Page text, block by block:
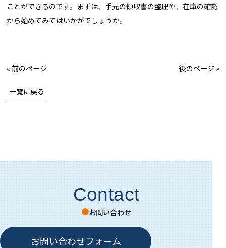
ことができるのです。まずは、手元の領収書の整理や、在庫の確認
から始めてみてはいかがでしょうか。
« 前のページ 後のページ »
一覧に戻る
Contact
お問い合わせ
お問い合わせフォーム